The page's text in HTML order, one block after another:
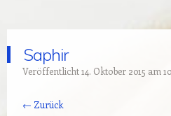
Saphir
Veröffentlicht14. Oktober 2015 am
← Zurück